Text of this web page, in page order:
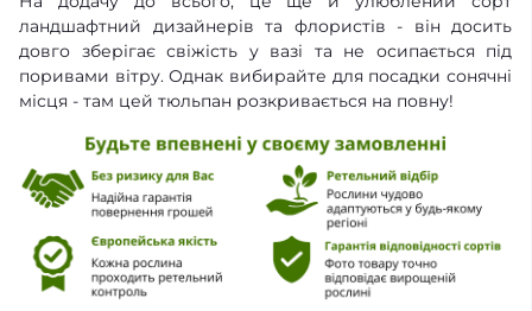
ландшафтний дизайнерів та флористів - він досить
довго зберігає свіжість у вазі та не осипається під
поривами вітру. Однак вибирайте для посадки сонячні
місця - там цей тюльпан розкривається на повну!